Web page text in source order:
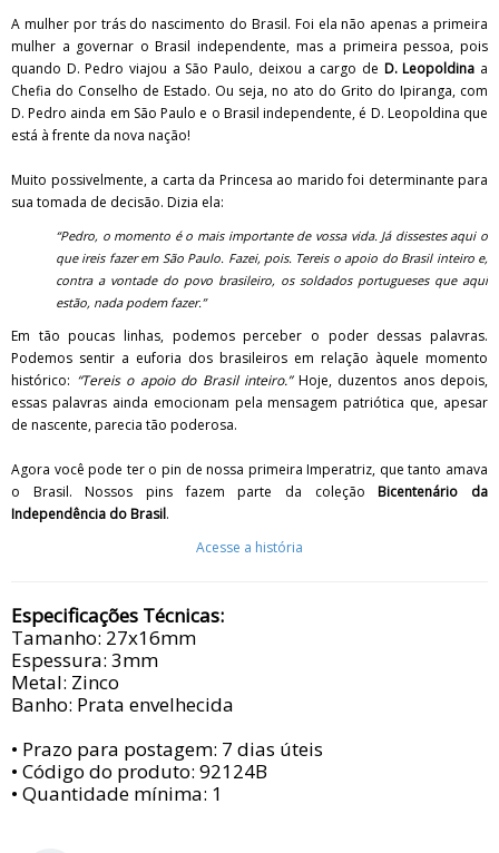
A mulher por trás do nascimento do Brasil. Foi ela não apenas a primeira
mulher a governar o Brasil independente, mas a primeira pessoa, pois
quando D. Pedro viajou a São Paulo, deixou a cargo de D. Leopoldina a
Chefia do Conselho de Estado. Ou seja, no ato do Grito do Ipiranga, com
D. Pedro ainda em São Paulo e o Brasil independente, é D. Leopoldina que
está à frente da nova nação!
Muito possivelmente, a carta da Princesa ao marido foi determinante para
sua tomada de decisão. Dizia ela:
“Pedro, o momento é o mais importante de vossa vida. Já dissestes aqui o
que ireis fazer em São Paulo. Fazei, pois. Tereis o apoio do Brasil inteiro e,
contra a vontade do povo brasileiro, os soldados portugueses que aqui
estão, nada podem fazer.”
Em tão poucas linhas, podemos perceber o poder dessas palavras.
Podemos sentir a euforia dos brasileiros em relação àquele momento
histórico: “Tereis o apoio do Brasil inteiro.”Hoje, duzentos anos depois,
essas palavras ainda emocionam pela mensagem patriótica que, apesar
de nascente, parecia tão poderosa.
Agora você pode ter o pin de nossa primeira Imperatriz, que tanto amava
o Brasil.Nossos pins fazem parte da coleçãoBicentenário da
Independência do Brasil.
Acesse a história
Especificações Técnicas:
Tamanho: 27x16mm
Espessura: 3mm
Metal: Zinco
Banho: Prata envelhecida
• Prazo para postagem: 7 dias úteis
• Código do produto: 92124B
• Quantidade mínima: 1